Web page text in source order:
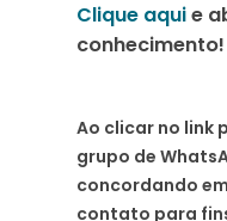
Clique aquie
conhecimento!
Ao clicar no link
grupo de
concordando
contato para